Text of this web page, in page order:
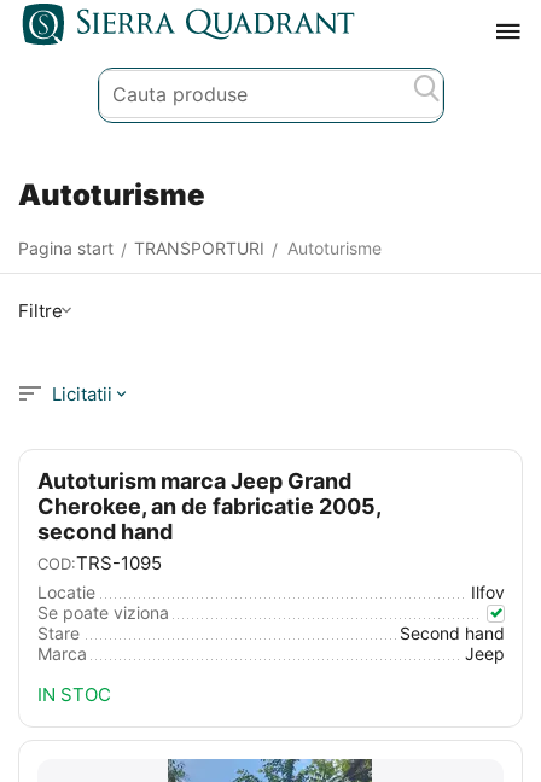
Autoturisme
Pagina start / TRANSPORTURI / Autoturisme
Filtre
Licitatii
Autoturism marca Jeep Grand
Cherokee, an de fabricatie 2005,
second hand
COD:TRS-1095
Locatie
Ilfov
Se poate viziona
Stare
Second hand
Marca
Jeep
IN STOC